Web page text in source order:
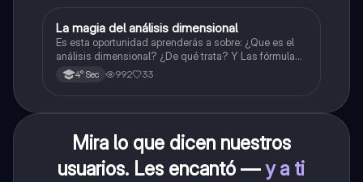
Física
La magia del análisis dimensional
Es esta oportunidad aprenderás a sobre: ¿Que es el
análisis dimensional? ¿De qué trata? Y Las fórmulas
de las magnitudes fundamentales y derivadas.
4° Sec 992 33
Mira lo que dicen nuestros
usuarios. Les encantó —y a ti